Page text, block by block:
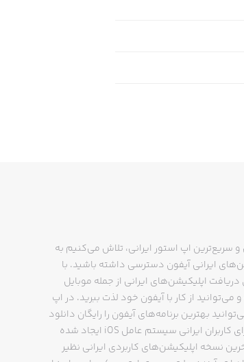
سریع‌ترین اپ استور ایرانی، تلاش می‌کنیم به
ایرانی آیفون دسترسی داشته باشید. با
اپلیکیشن‌های ایرانی از جمله موبایل
از کار با آیفون خود لذت ببرید. در اپ
بهترین برنامه‌های آیفون را رایگان دانلود
کنید و از مشکلاتی که برای کاربران ایرانی سیستم عامل iOS ایجاد شده
نسخه اپلیکیشن‌های کاربردی ایرانی نظیر